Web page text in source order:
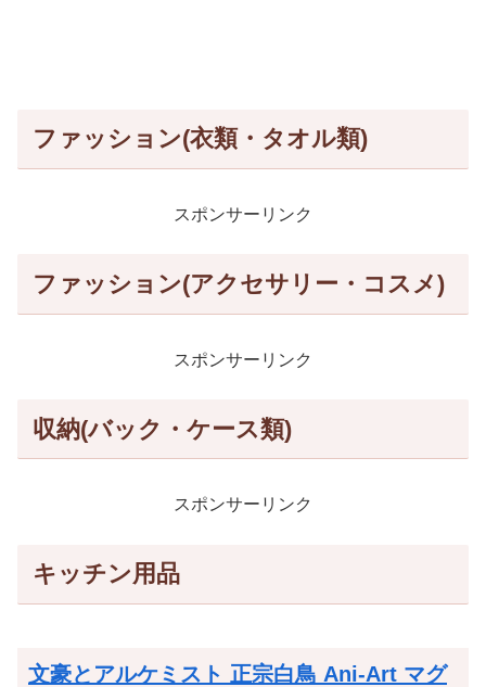
ファッション(衣類・タオル類)
スポンサーリンク
ファッション(アクセサリー・コスメ)
スポンサーリンク
収納(バック・ケース類)
スポンサーリンク
キッチン用品
文豪とアルケミスト 正宗白鳥 Ani-Art マグ